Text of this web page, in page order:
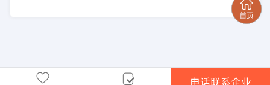
电话联系企业